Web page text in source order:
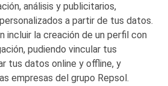
CONTACTO
análisis y publicitarios,
a partir de tus datos.
incluir la creación de un perfil con
pudiendo vincular tus
tus datos online y offline, y
empresas del grupo Repsol.